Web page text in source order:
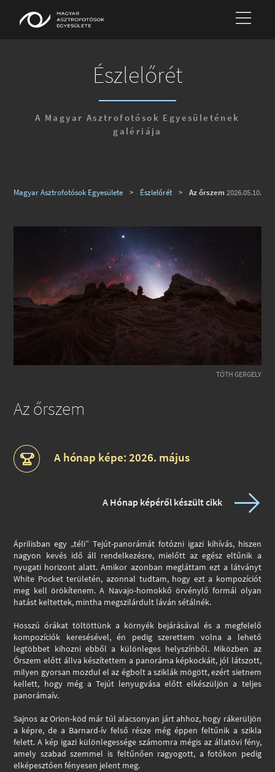
Észlelőrét
A Magyar Asztrofotósok Egyesületének
galériája
2026.05.10.
Magyar Asztrofotósok Egyesülete > Észlelőrét > Az őrszem
TÓTH GERGELY
Az őrszem
A hónap képe: 2026. május
A Hónap képéről készült cikk
Áprilisban egy „téli” Tejút-panorámát fotózni igazi kihívás, hiszen
nagyon kevés idő áll rendelkezésre, mielőtt az egész eltűnik a
nyugati horizont alatt. Amikor azonban megláttam ezt a látványt
White Pocket területén, azonnal tudtam, hogy ezt a kompozíciót
meg kell örökítenem. A Navajo-homokkő örvénylő formái olyan
hatást keltettek, mintha megszilárdult láván sétálnék.
Hosszú órákat töltöttünk a környék bejárásával és a megfelelő
kompozíciók keresésével, én pedig szerettem volna a lehető
legtöbbet kihozni ebből a különleges helyszínből. Miközben az
Őrszem előtt állva készítettem a panoráma képkockáit, jól látszott,
milyen gyorsan mozdul el az égbolt a sziklák mögött, ezért sietnem
kellett, hogy még a Tejút lenyugvása előtt elkészüljön a teljes
panorámaív.
Sajnos az Orion-köd már túl alacsonyan járt ahhoz, hogy rákerüljön
a képre, de a Barnard-ív felső része még éppen feltűnik a szikla
felett. A kép igazi különlegessége számomra mégis az állatövi fény,
amely szabad szemmel is feltűnően ragyogott, a fotókon pedig
elképesztően fényesen jelent meg.